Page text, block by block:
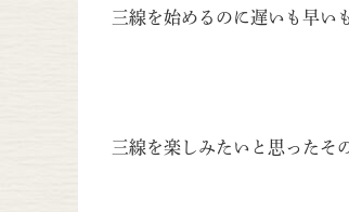
三線を始めるのに遅いも早い
三線を楽しみたいと思ったそ